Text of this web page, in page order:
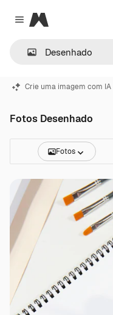
Close menu
Magnific
Crie uma imagem com IA
Fotos Desenhado
Fotos